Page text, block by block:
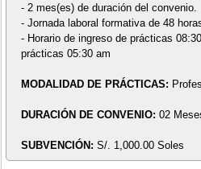
- 2 mes(es) de duración del convenio.
- Jornada laboral formativa de 48
- Horario de ingreso de prácticas
prácticas 05:30 am
MODALIDAD DE PRÁCTICAS:
DURACIÓN DE CONVENIO: 02
SUBVENCIÓN: S/. 1,000.00 Soles